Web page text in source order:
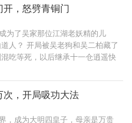
，怒劈青铜门
为了吴家那位江湖老妖精的儿
人？ 开局被吴老狗和吴二柏藏了
吃等死，以后继承十一仓逍遥快
搬山诅咒日渐衰弱而大限将至，
钰终于忍不住站了出来。 “既然青
那就以我三尺剑峰，斩尽前路一
门！” （多个世界融合，先从盗墓
：终极一班、终极一家、一人之
次，开局吸功大法
，成为大明四皇子，母亲是万贵